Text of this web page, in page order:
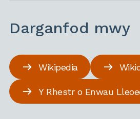
Darganfod mwy
Wikipedia
Y Rhestr o Enwau